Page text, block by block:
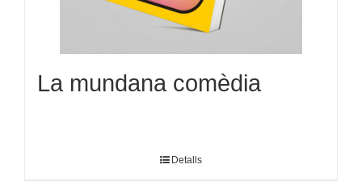
La mundana comèdia
Detalls